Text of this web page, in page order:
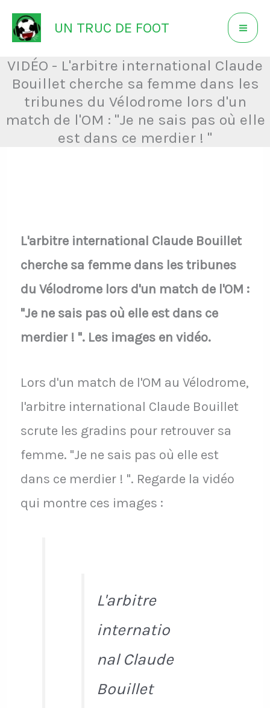
Aller
au
contenu
UN TRUC DE FOOT
VIDÉO - L'arbitre international Claude
Bouillet cherche sa femme dans les
tribunes du Vélodrome lors d'un
match de l'OM : "Je ne sais pas où elle
est dans ce merdier ! "
L'arbitre international Claude Bouillet
cherche sa femme dans les tribunes
du Vélodrome lors d'un match de l'OM :
"Je ne sais pas où elle est dans ce
merdier ! ". Les images en vidéo.
Lors d'un match de l'OM au Vélodrome,
l'arbitre international Claude Bouillet
scrute les gradins pour retrouver sa
femme. "Je ne sais pas où elle est
dans ce merdier ! ". Regarde la vidéo
qui montre ces images :
L'arbitre
internatio
nal Claude
Bouillet